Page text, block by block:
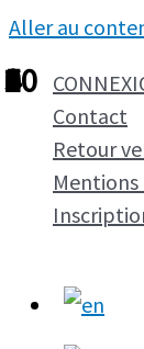
Aller au
Contact
Retour
1
2
3
4
5
6
7
8
9
10